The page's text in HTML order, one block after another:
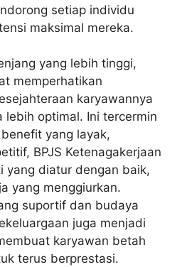
setiap individu
maksimal mereka.
yang lebih tinggi,
memperhatikan
karyawannya
lebih optimal. Ini tercermin
yang layak,
BPJS Ketenagakerjaan
yang diatur dengan baik,
yang menggiurkan.
suportif dan budaya
juga menjadi
karyawan betah
terus berprestasi.